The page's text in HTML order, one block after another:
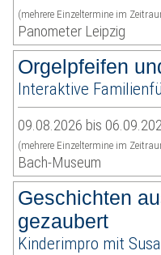
(mehrere Einzeltermine im
Panometer Leipzig
Orgelpfeifen
Interaktive
09.08.2026 bis
(mehrere Einzeltermine im
Bach-Museum
Geschichten
gezaubert
Kinderimpro mit